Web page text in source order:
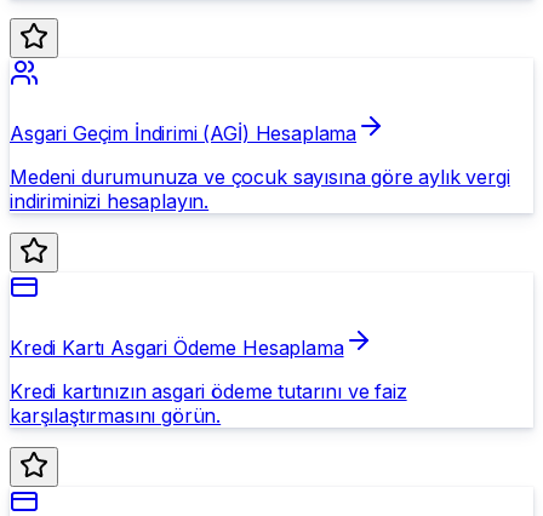
Asgari Geçim İndirimi (AGİ) Hesaplama
Medeni durumunuza ve çocuk sayısına göre aylık vergi
indiriminizi hesaplayın.
Kredi Kartı Asgari Ödeme Hesaplama
Kredi kartınızın asgari ödeme tutarını ve faiz
karşılaştırmasını görün.